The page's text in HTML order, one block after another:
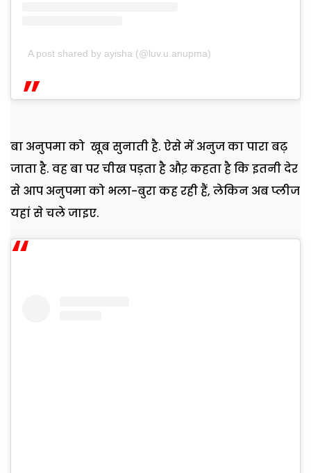
A post shared by ayisha (@luv.u.anupma)
बा अनुपमा को खूब सुनाती है. ऐसे में अनुज का पारा बढ़
जाता है. वह बा पर चीख पड़ता है औऱ कहता है कि इतनी देर
से आप अनुपमा को भला-बुरा कह रही हैं, लेकिन अब प्लीज
यहां से चले जाइए.